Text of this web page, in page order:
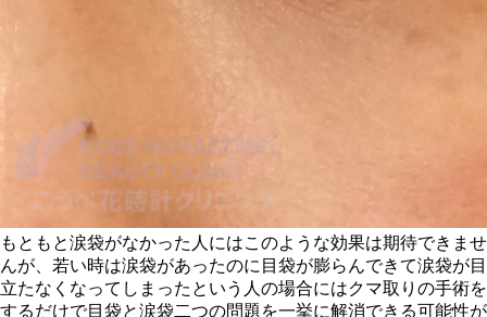
もともと涙袋がなかった人にはこのような効果は期待できませ
んが、若い時は涙袋があったのに目袋が膨らんできて涙袋が目
立たなくなってしまったという人の場合にはクマ取りの手術を
するだけで目袋と涙袋二つの問題を一挙に解消できる可能性が